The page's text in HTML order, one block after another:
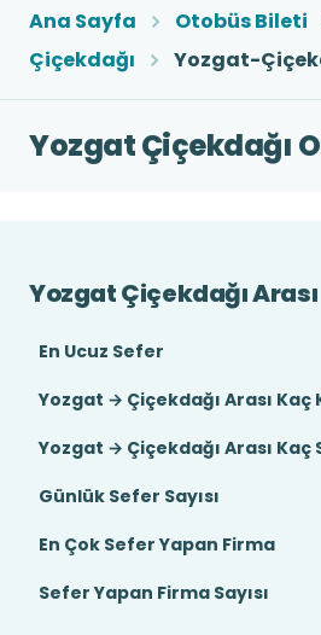
Ana Sayfa Otobüs Bileti
Çiçekdağı
Yozgat-
Yozgat Çiçekdağı
Yozgat Çiçekdağı Arası
En Ucuz Sefer
Yozgat → Çiçekdağı Arası Kaç
Yozgat → Çiçekdağı Arası Kaç
Günlük Sefer Sayısı
En Çok Sefer Yapan Firma
Sefer Yapan Firma Sayısı